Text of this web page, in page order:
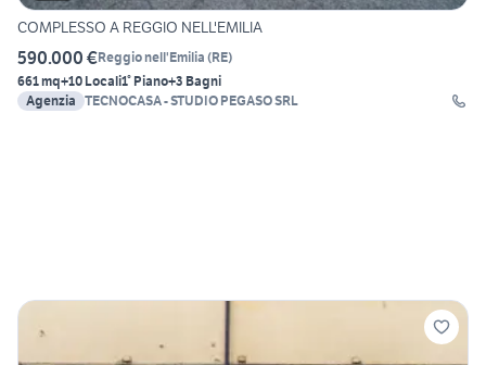
COMPLESSO A REGGIO NELL'EMILIA
590.000 €Reggio nell'Emilia (RE)
661 mq+10 Locali1° Piano+3 Bagni
Agenzia TECNOCASA - STUDIO PEGASO SRL